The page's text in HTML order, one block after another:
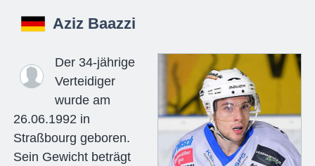
Aziz Baazzi
Der 34-jährige
Verteidiger
wurde am
26.06.1992 in
Straßbourg geboren.
Sein Gewicht beträgt